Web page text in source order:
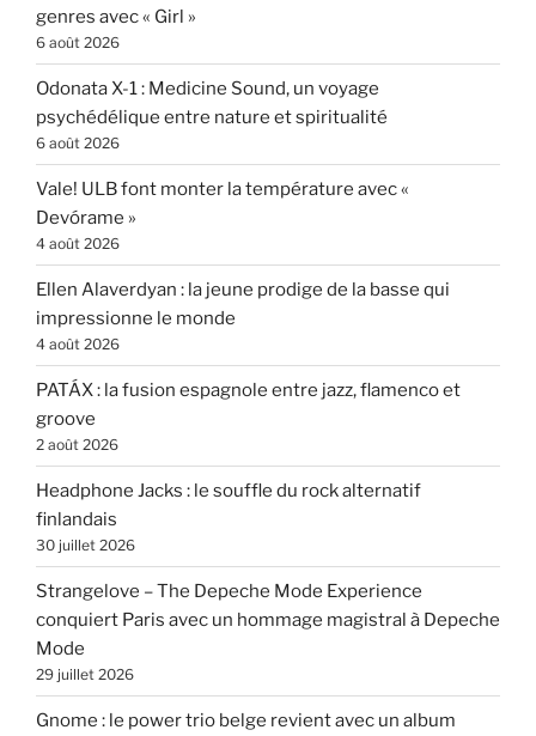
genres avec « Girl »
6 août 2026
Odonata X-1 : Medicine Sound, un voyage
psychédélique entre nature et spiritualité
6 août 2026
Vale! ULB font monter la température avec «
Devórame »
4 août 2026
Ellen Alaverdyan : la jeune prodige de la basse qui
impressionne le monde
4 août 2026
PATÁX : la fusion espagnole entre jazz, flamenco et
groove
2 août 2026
Headphone Jacks : le souffle du rock alternatif
finlandais
30 juillet 2026
Strangelove – The Depeche Mode Experience
conquiert Paris avec un hommage magistral à Depeche
Mode
29 juillet 2026
Gnome : le power trio belge revient avec un album